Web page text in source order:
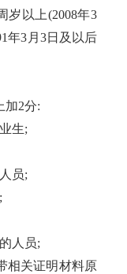
岁以上(2008年3
年3月3日及以后
加2分:
生;
员;
人员;
相关证明材料原